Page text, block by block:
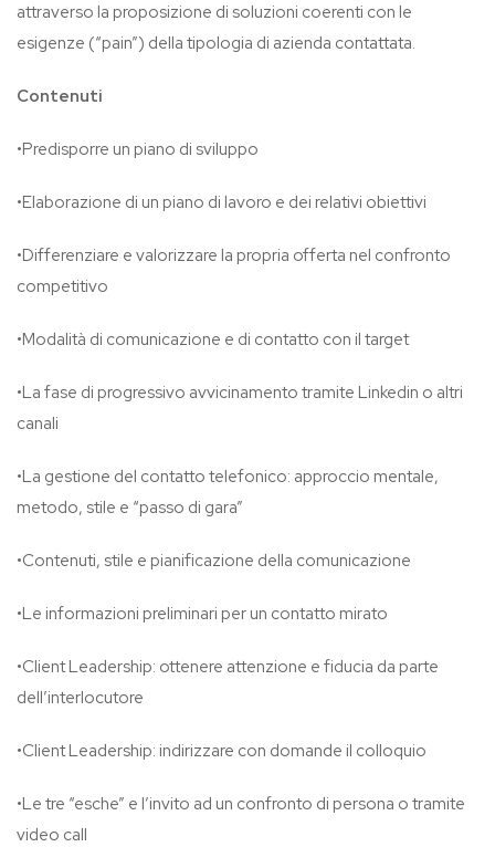
attraverso la proposizione di soluzioni coerenti con le
esigenze (“pain”) della tipologia di azienda contattata.
Contenuti
•Predisporre un piano di sviluppo
•Elaborazione di un piano di lavoro e dei relativi obiettivi
•Differenziare e valorizzare la propria offerta nel confronto
competitivo
•Modalità di comunicazione e di contatto con il target
•La fase di progressivo avvicinamento tramite Linkedin o altri
canali
•La gestione del contatto telefonico: approccio mentale,
metodo, stile e “passo di gara”
•Contenuti, stile e pianificazione della comunicazione
•Le informazioni preliminari per un contatto mirato
•Client Leadership: ottenere attenzione e fiducia da parte
dell’interlocutore
•Client Leadership: indirizzare con domande il colloquio
•Le tre “esche” e l’invito ad un confronto di persona o tramite
video call